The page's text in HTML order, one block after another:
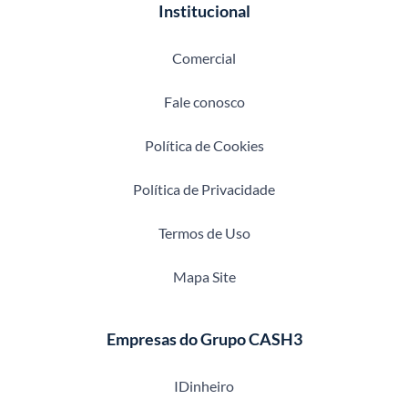
Institucional
Comercial
Fale conosco
Política de Cookies
Política de Privacidade
Termos de Uso
Mapa Site
Empresas do Grupo CASH3
IDinheiro